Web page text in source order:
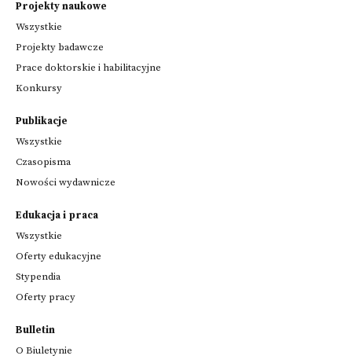
Projekty naukowe
Wszystkie
Projekty badawcze
Prace doktorskie i habilitacyjne
Konkursy
Publikacje
Wszystkie
Czasopisma
Nowości wydawnicze
Edukacja i praca
Wszystkie
Oferty edukacyjne
Stypendia
Oferty pracy
Bulletin
O Biuletynie